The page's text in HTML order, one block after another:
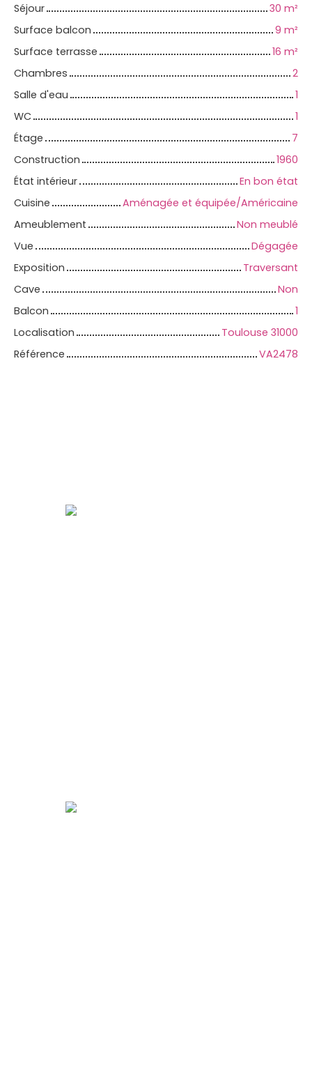
Séjour
30 m²
Surface balcon
9 m²
Surface terrasse
16 m²
Chambres
2
Salle d'eau
1
WC
1
Étage
7
Construction
1960
État intérieur
En bon état
Cuisine
Aménagée et équipée/Américaine
Ameublement
Non meublé
Vue
Dégagée
Exposition
Traversant
Cave
Non
Balcon
1
Localisation
Toulouse 31000
Référence
VA2478